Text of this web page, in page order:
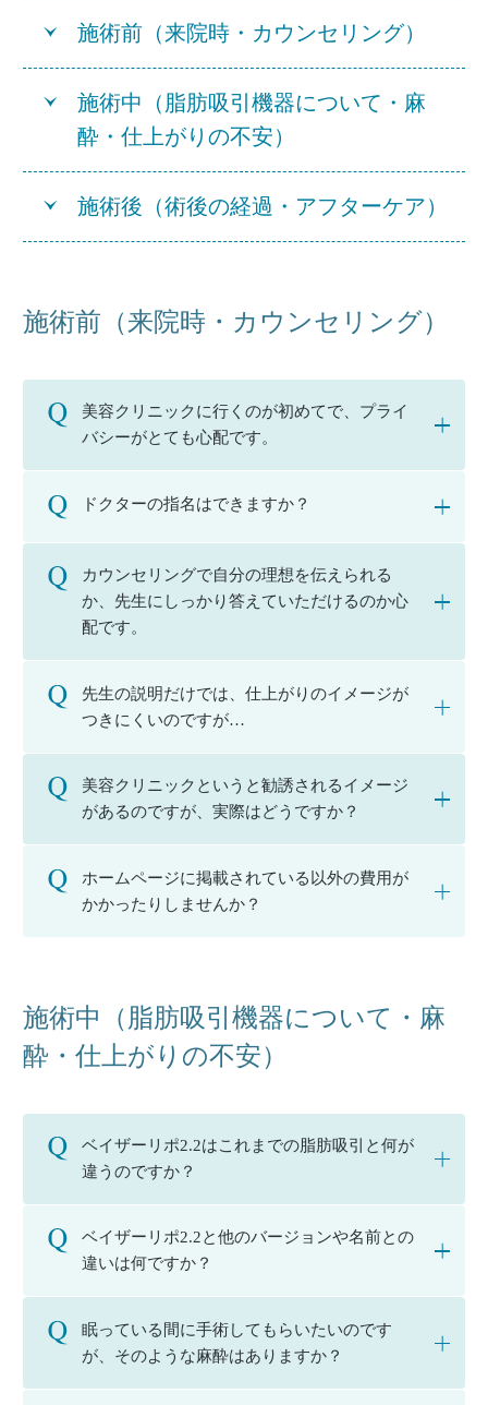
施術前（来院時・カウンセリング）
施術中（脂肪吸引機器について・麻
酔・仕上がりの不安）
施術後（術後の経過・アフターケア）
施術前（来院時・カウンセリング）
美容クリニックに行くのが初めてで、プライ
バシーがとても心配です。
ドクターの指名はできますか？
カウンセリングで自分の理想を伝えられる
か、先生にしっかり答えていただけるのか心
配です。
先生の説明だけでは、仕上がりのイメージが
つきにくいのですが…
美容クリニックというと勧誘されるイメージ
があるのですが、実際はどうですか？
ホームページに掲載されている以外の費用が
かかったりしませんか？
施術中（脂肪吸引機器について・麻
酔・仕上がりの不安）
ベイザーリポ2.2はこれまでの脂肪吸引と何が
違うのですか？
ベイザーリポ2.2と他のバージョンや名前との
違いは何ですか？
眠っている間に手術してもらいたいのです
が、そのような麻酔はありますか？